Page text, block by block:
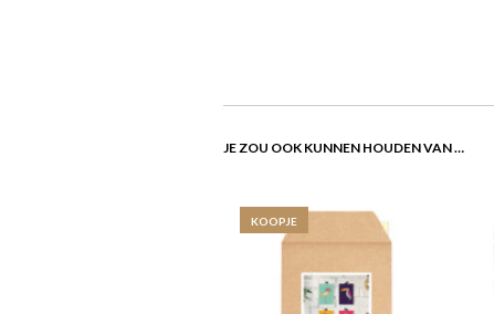
JE ZOU OOK KUNNEN HOUDEN VAN …
KOOPJE